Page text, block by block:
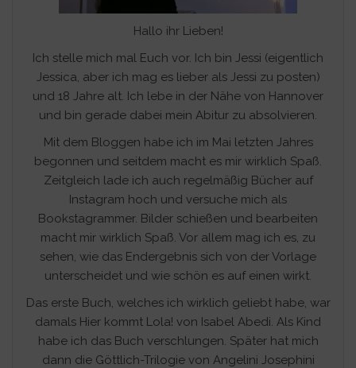
Hallo ihr Lieben!
Ich stelle mich mal Euch vor. Ich bin Jessi (eigentlich
Jessica, aber ich mag es lieber als Jessi zu posten)
und 18 Jahre alt. Ich lebe in der Nähe von Hannover
und bin gerade dabei mein Abitur zu absolvieren.
Mit dem Bloggen habe ich im Mai letzten Jahres
begonnen und seitdem macht es mir wirklich Spaß.
Zeitgleich lade ich auch regelmäßig Bücher auf
Instagram hoch und versuche mich als
Bookstagrammer. Bilder schießen und bearbeiten
macht mir wirklich Spaß. Vor allem mag ich es, zu
sehen, wie das Endergebnis sich von der Vorlage
unterscheidet und wie schön es auf einen wirkt.
Das erste Buch, welches ich wirklich geliebt habe, war
damals Hier kommt Lola! von Isabel Abedi. Als Kind
habe ich das Buch verschlungen. Später hat mich
dann die Göttlich-Trilogie von Angelini Josephini